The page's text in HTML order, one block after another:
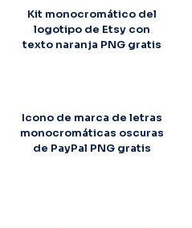
Kit monocromático del
logotipo de Etsy con
texto naranja PNG gratis
Icono de marca de letras
monocromáticas oscuras
de PayPal PNG gratis